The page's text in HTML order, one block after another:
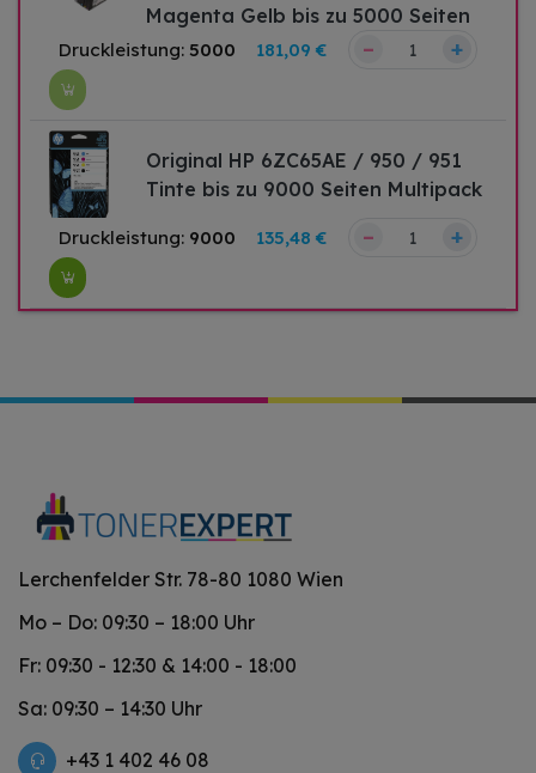
Magenta Gelb bis zu 5000 Seiten
Druckleistung: 5000 181,09 € – +
Original HP 6ZC65AE / 950 / 951
Tinte bis zu 9000 Seiten Multipack
Druckleistung: 9000 135,48 € – +
Lerchenfelder Str. 78-80 1080 Wien
Mo – Do: 09:30 – 18:00 Uhr
Fr: 09:30 - 12:30 & 14:00 - 18:00
Sa: 09:30 – 14:30 Uhr
+43 1 402 46 08